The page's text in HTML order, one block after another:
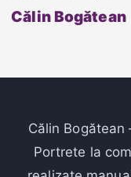
Călin Bogătean
Călin
Portrete la